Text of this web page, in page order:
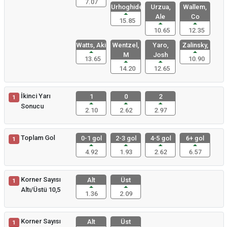
7.07
Urhoghide,
15.85
Urzua,
Ale
10.65
Wallem,
Co
12.35
Watts, Aki
13.65
Wentzel,
M
14.20
Yaro,
Josh
12.65
Zalinsky,
10.90
1
İkinci Yarı
Sonucu
1
2.10
0
2.62
2
2.97
1 Toplam Gol
0-1 gol
4.92
2-3 gol
1.93
4-5 gol
2.62
6+ gol
6.57
1
Korner Sayısı
Altı/Üstü 10,5
Alt
1.36
Üst
2.09
1
Korner Sayısı
Alt
Üst